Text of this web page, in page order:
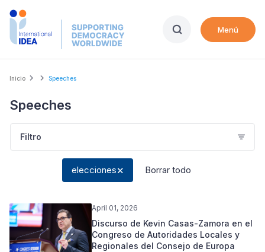
Skip
Menú
Breadcrumb
Inicio Speeches
Speeches
Filtro
elecciones Borrar todo
April 01, 2026
Discurso de Kevin Casas-Zamora en el
Congreso de Autoridades Locales y
Regionales del Consejo de Europa